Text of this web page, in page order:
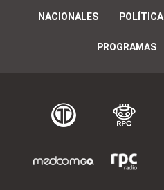
NACIONALES POLÍTICA
PROGRAMAS